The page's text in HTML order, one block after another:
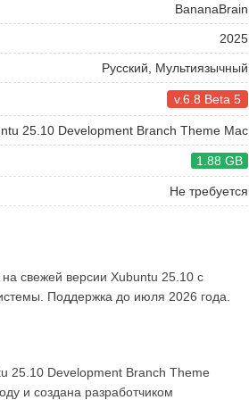
BananaBrain
2025
Русский, Мультиязычный
v.6.8 Beta 5
25.10 Development Branch Theme Mac
1.88 GB
Не требуется
свежей версии Xubuntu 25.10 с
Поддержка до июля 2026 года.
25.10 Development Branch Theme
и создана разработчиком